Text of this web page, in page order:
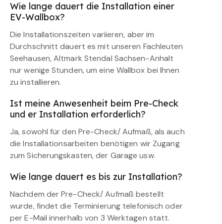
Wie lange dauert die Installation einer
EV-Wallbox?
Die Installationszeiten variieren, aber im
Durchschnitt dauert es mit unseren Fachleuten
Seehausen, Altmark Stendal Sachsen-Anhalt
nur wenige Stunden, um eine Wallbox bei Ihnen
zu installieren.
Ist meine Anwesenheit beim Pre-Check
und er Installation erforderlich?
Ja, sowohl für den Pre-Check/ Aufmaß, als auch
die Installationsarbeiten benötigen wir Zugang
zum Sicherungskasten, der Garage usw.
Wie lange dauert es bis zur Installation?
Nachdem der Pre-Check/ Aufmaß bestellt
wurde, findet die Terminierung telefonisch oder
per E-Mail innerhalb von 3 Werktagen statt.